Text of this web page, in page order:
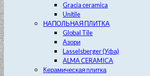
Gracia ceramica
Unitile
НАПОЛЬНАЯ ПЛИТКА
Global Tile
Азори
Lasselsberger (Уфа)
ALMA CERAMICA
Керамическая плитка